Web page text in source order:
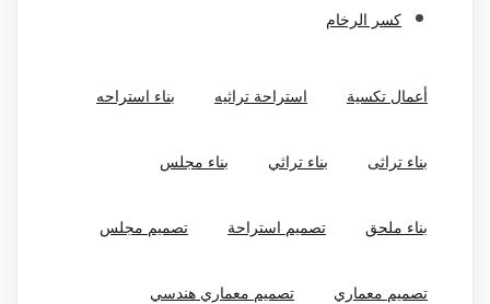
كسر الرخام
أعمال تكسية استراحة تراثيه بناء استراحه
بناء تراثى بناء تراثي بناء مجلس
بناء ملحق تصميم استراحة تصميم مجلس
تصميم معماري تصميم معماري هندسي